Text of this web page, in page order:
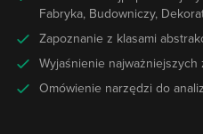
Fabryka, Budowniczy,
Zapoznanie z klasami
Wyjaśnienie
Omówienie narzędzi do